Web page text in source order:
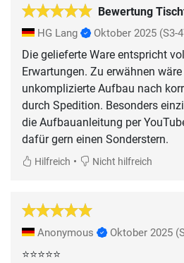
Bewertung
HG Lang Oktober 2025 (S3-
Die gelieferte Ware entspricht
Erwartungen. Zu erwähnen
unkomplizierte Aufbau nach
durch Spedition. Besonders
die Aufbauanleitung per
dafür gern einen Sonderstern.
Hilfreich • Nicht hilfreich
Anonymous Oktober 2025
⭐️⭐️⭐️⭐️⭐️